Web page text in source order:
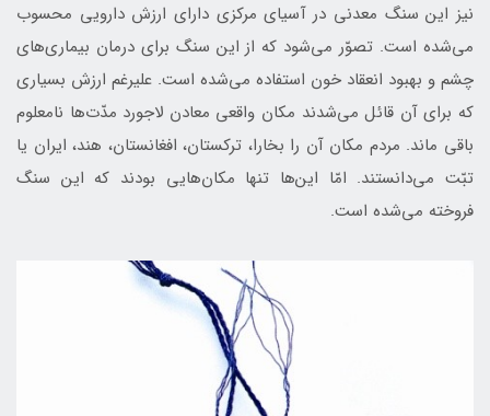
نیز این سنگ معدنی در آسیای مرکزی دارای ارزش دارویی محسوب
می‌شده است. تصوّر می‌شود که از این سنگ برای درمان بیماری‌های
چشم و بهبود انعقاد خون استفاده می‌شده است. عليرغم ارزش بسیاری
که برای آن قائل می‌شدند مکان واقعی معادن لاجورد مدّت‌ها نامعلوم
باقی ماند. مردم مکان آن را بخارا، ترکستان، افغانستان، هند، ایران یا
تبّت می‌دانستند. امّا این‌ها تنها مکان‌هایی بودند که این سنگ
فروخته می‌شده است.